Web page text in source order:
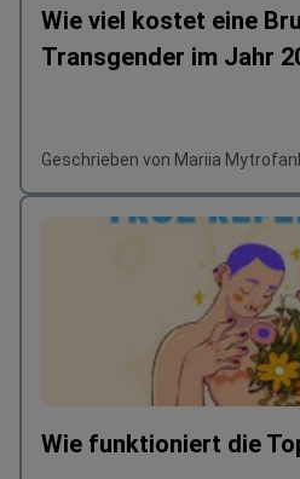
Wie viel kostet eine
Transgender im Jahr
Geschrieben von Mariia
Wie funktioniert die